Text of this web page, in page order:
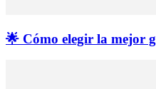
🌟 Cómo elegir la mejor